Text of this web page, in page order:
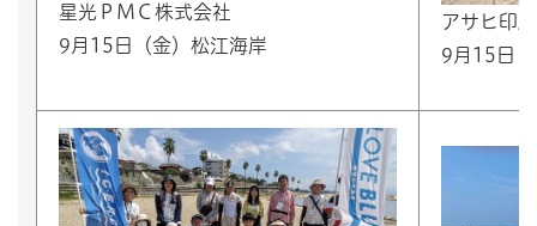
星光ＰＭＣ株式会社
9月15日（金）松江海岸
アサヒ印
9月15日